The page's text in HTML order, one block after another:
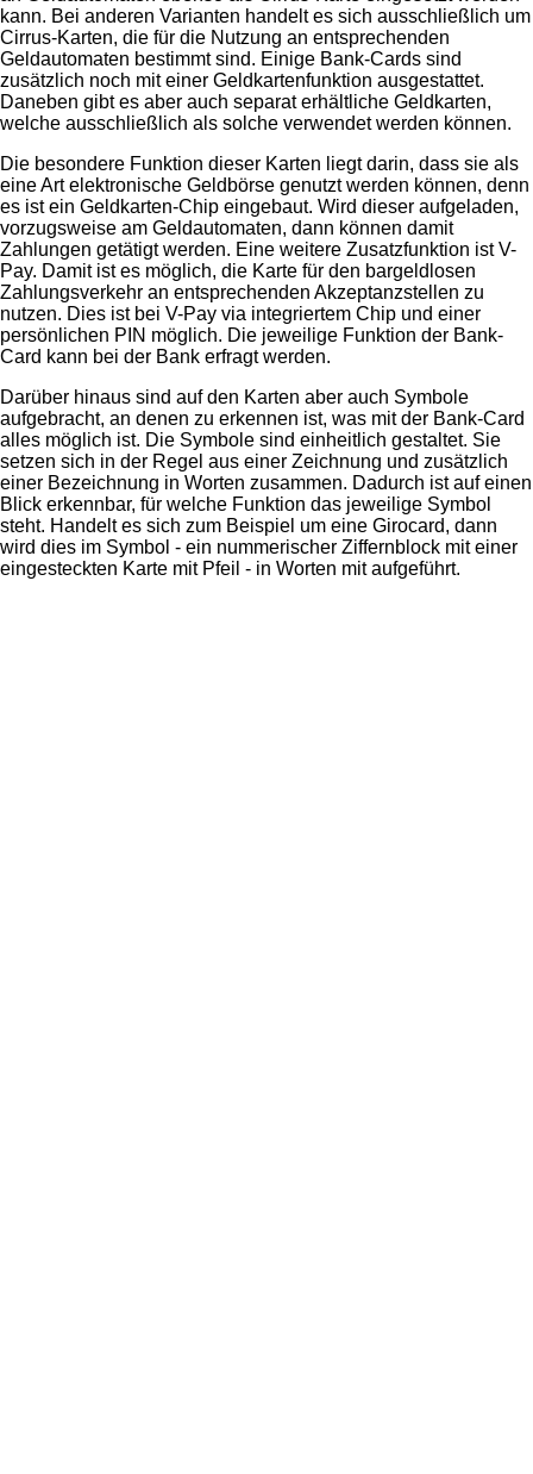
kann. Bei anderen Varianten handelt es sich ausschließlich um
Cirrus-Karten, die für die Nutzung an entsprechenden
Geldautomaten bestimmt sind. Einige Bank-Cards sind
zusätzlich noch mit einer Geldkartenfunktion ausgestattet.
Daneben gibt es aber auch separat erhältliche Geldkarten,
welche ausschließlich als solche verwendet werden können.
Die besondere Funktion dieser Karten liegt darin, dass sie als
eine Art elektronische Geldbörse genutzt werden können, denn
es ist ein Geldkarten-Chip eingebaut. Wird dieser aufgeladen,
vorzugsweise am Geldautomaten, dann können damit
Zahlungen getätigt werden. Eine weitere Zusatzfunktion ist V-
Pay. Damit ist es möglich, die Karte für den bargeldlosen
Zahlungsverkehr an entsprechenden Akzeptanzstellen zu
nutzen. Dies ist bei V-Pay via integriertem Chip und einer
persönlichen PIN möglich. Die jeweilige Funktion der Bank-
Card kann bei der Bank erfragt werden.
Darüber hinaus sind auf den Karten aber auch Symbole
aufgebracht, an denen zu erkennen ist, was mit der Bank-Card
alles möglich ist. Die Symbole sind einheitlich gestaltet. Sie
setzen sich in der Regel aus einer Zeichnung und zusätzlich
einer Bezeichnung in Worten zusammen. Dadurch ist auf einen
Blick erkennbar, für welche Funktion das jeweilige Symbol
steht. Handelt es sich zum Beispiel um eine Girocard, dann
wird dies im Symbol - ein nummerischer Ziffernblock mit einer
eingesteckten Karte mit Pfeil - in Worten mit aufgeführt.